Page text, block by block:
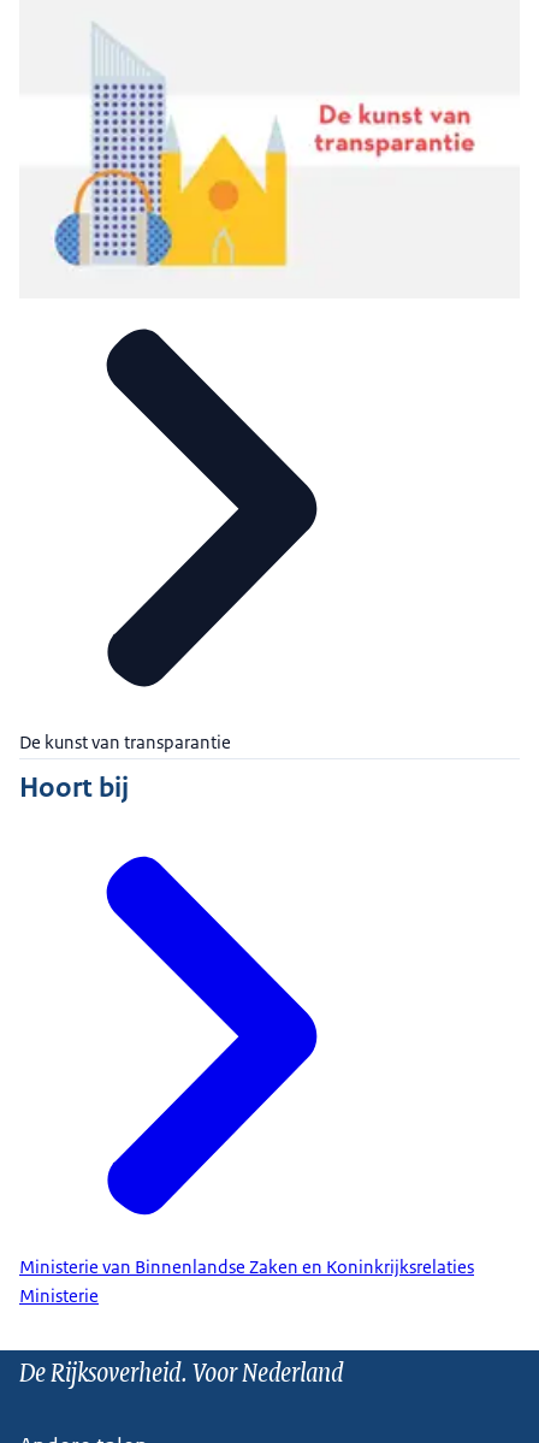
De kunst van transparantie
Hoort bij
Ministerie van Binnenlandse Zaken en Koninkrijksrelaties
Ministerie
De Rijksoverheid. Voor Nederland